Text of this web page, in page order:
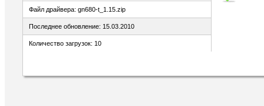
Файл драйвера: gn680-t_1.15.zip
Последнее обновление: 15.03.2010
Количество загрузок: 10